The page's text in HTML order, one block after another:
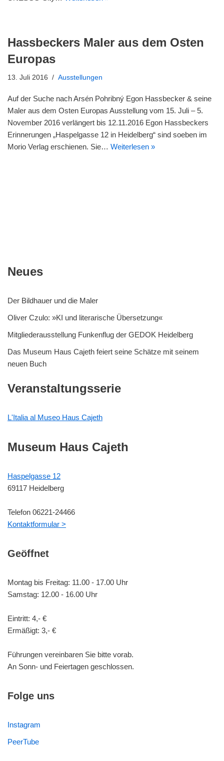
Hassbeckers Maler aus dem Osten
Europas
13. Juli 2016 Ausstellungen
Auf der Suche nach Arsén Pohribný Egon Hassbecker & seine
Maler aus dem Osten Europas Ausstellung vom 15. Juli – 5.
November 2016 verlängert bis 12.11.2016 Egon Hassbeckers
Erinnerungen „Haspelgasse 12 in Heidelberg“ sind soeben im
Morio Verlag erschienen. Sie… Weiterlesen »
Neues
Der Bildhauer und die Maler
Oliver Czulo: »KI und literarische Übersetzung«
Mitgliederausstellung Funkenflug der GEDOK Heidelberg
Das Museum Haus Cajeth feiert seine Schätze mit seinem
neuen Buch
Veranstaltungsserie
L'Italia al Museo Haus Cajeth
Museum Haus Cajeth
Haspelgasse 12
69117 Heidelberg
Telefon 06221-24466
Kontaktformular >
Geöffnet
Montag bis Freitag: 11.00 - 17.00 Uhr
Samstag: 12.00 - 16.00 Uhr
Eintritt: 4,- €
Ermäßigt: 3,- €
Führungen vereinbaren Sie bitte vorab.
An Sonn- und Feiertagen geschlossen.
Folge uns
Instagram
PeerTube